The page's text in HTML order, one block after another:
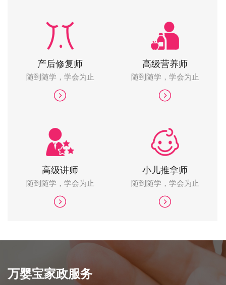
产后修复师
随到随学，学会为止
高级营养师
随到随学，学会为止
高级讲师
随到随学，学会为止
小儿推拿师
随到随学，学会为止
万婴宝家政服务